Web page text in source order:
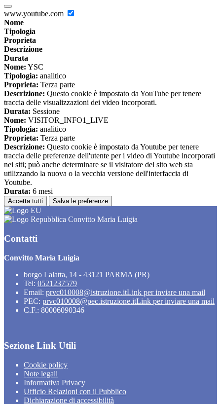
www.youtube.com
Nome
Tipologia
Proprieta
Descrizione
Durata
Nome: YSC
Tipologia: analitico
Proprieta: Terza parte
Descrizione: Questo cookie è impostato da YouTube per tenere
traccia delle visualizzazioni dei video incorporati.
Durata: Sessione
Nome: VISITOR_INFO1_LIVE
Tipologia: analitico
Proprieta: Terza parte
Descrizione: Questo cookie è impostato da Youtube per tenere
traccia delle preferenze dell'utente per i video di Youtube incorporati
nei siti; può anche determinare se il visitatore del sito web sta
utilizzando la nuova o la vecchia versione dell'interfaccia di
Youtube.
Durata: 6 mesi
Accetta tutti Salva le preferenze
Convitto Maria Luigia
Contatti
Convitto Maria Luigia
borgo Lalatta, 14 - 43121 PARMA (PR)
Tel: 0521237579
Email: prvc010008@istruzione.itLink per inviare una mail
PEC: prvc010008@pec.istruzione.itLink per inviare una mail
C.F.: 80006090346
Sezione Link Utili
Cookie policy
Note legali
Informativa Privacy
Ufficio Relazioni con il Pubblico
Dichiarazione di accessibilità